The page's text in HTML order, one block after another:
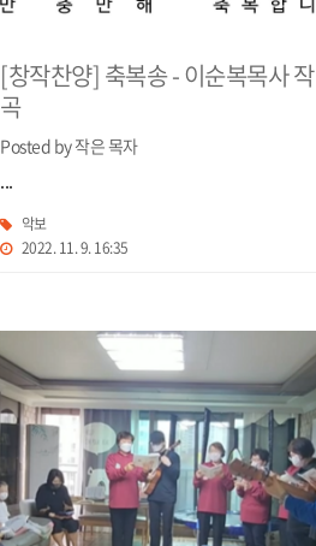
[창작찬양] 축복송 - 이순복목사 작
곡
Posted by 작은 목자
...
악보
2022. 11. 9. 16:35